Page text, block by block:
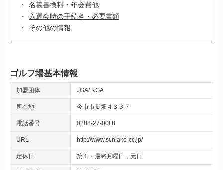
名義書換料・年会費他
入退会時の手続き・必要書類
その他の情報
ゴルフ場基本情報
加盟団体 JGA KGA
所在地 今市市長畑４３３７
電話番号 0288-27-0088
URL http://www.sunlake-cc.jp/
定休日 第１・最終月曜日，元日